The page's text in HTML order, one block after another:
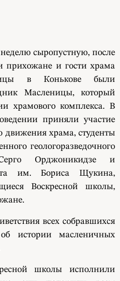
сыропустную, после
прихожане и гости храма
в Конькове были
Масленицы, который
храмового комплекса. В
приняли участие
движения храма, студенты
геологоразведочного
Орджоникидзе и
им. Бориса Щукина,
Воскресной школы,
всех собравшихся
истории масленичных
школы исполнили